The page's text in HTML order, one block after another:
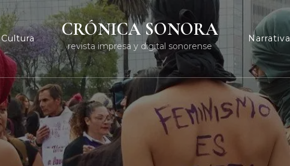
Cultura CRÓNICA SONORA
revista impresa y digital sonorense
Narrativa